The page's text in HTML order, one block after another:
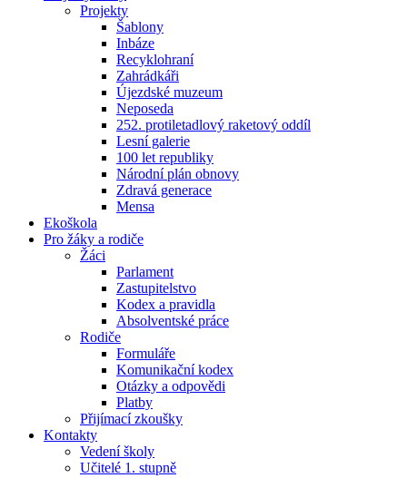
Projekty
Šablony
Inbáze
Recyklohraní
Zahrádkáři
Újezdské muzeum
Neposeda
252. protiletadlový raketový oddíl
Lesní galerie
100 let republiky
Národní plán obnovy
Zdravá generace
Mensa
Ekoškola
Pro žáky a rodiče
Žáci
Parlament
Zastupitelstvo
Kodex a pravidla
Absolventské práce
Rodiče
Formuláře
Komunikační kodex
Otázky a odpovědi
Platby
Přijímací zkoušky
Kontakty
Vedení školy
Učitelé 1. stupně